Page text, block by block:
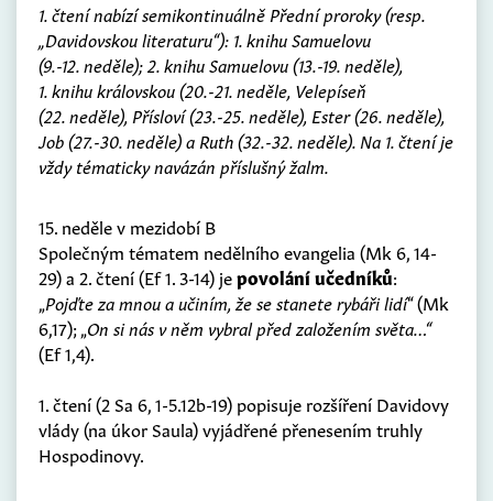
1. čtení nabízí semikontinuálně Přední proroky (resp.
„Davidovskou literaturu“): 1. knihu Samuelovu
(9.-12. neděle); 2. knihu Samuelovu (13.-19. neděle),
1. knihu královskou (20.-21. neděle, Velepíseň
(22. neděle), Přísloví (23.-25. neděle), Ester (26. neděle),
Job (27.-30. neděle) a Ruth (32.-32. neděle). Na 1. čtení je
vždy tématicky navázán příslušný žalm.
15. neděle v mezidobí B
Společným tématem nedělního evangelia (Mk 6, 14-
29) a 2. čtení (Ef 1. 3-14) jepovolání učedníků:
„Pojďte za mnou a učiním, že se stanete rybáři lidí“ (Mk
6,17); „On si nás v něm vybral před založením světa…“
(Ef 1,4).
1. čtení (2 Sa 6, 1-5.12b-19) popisuje rozšíření Davidovy
vlády (na úkor Saula) vyjádřené přenesením truhly
Hospodinovy.